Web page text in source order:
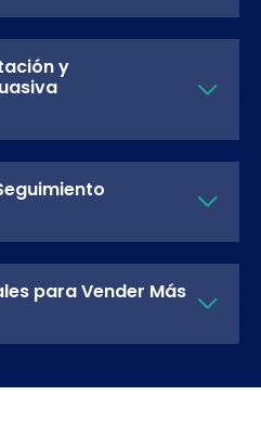
y
para Vender Más